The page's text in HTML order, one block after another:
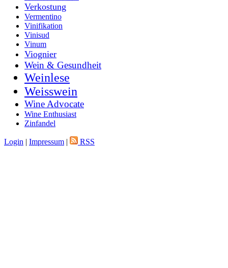
Verkostung
Vermentino
Vinifikation
Vinisud
Vinum
Viognier
Wein & Gesundheit
Weinlese
Weisswein
Wine Advocate
Wine Enthusiast
Zinfandel
Login | Impressum | RSS